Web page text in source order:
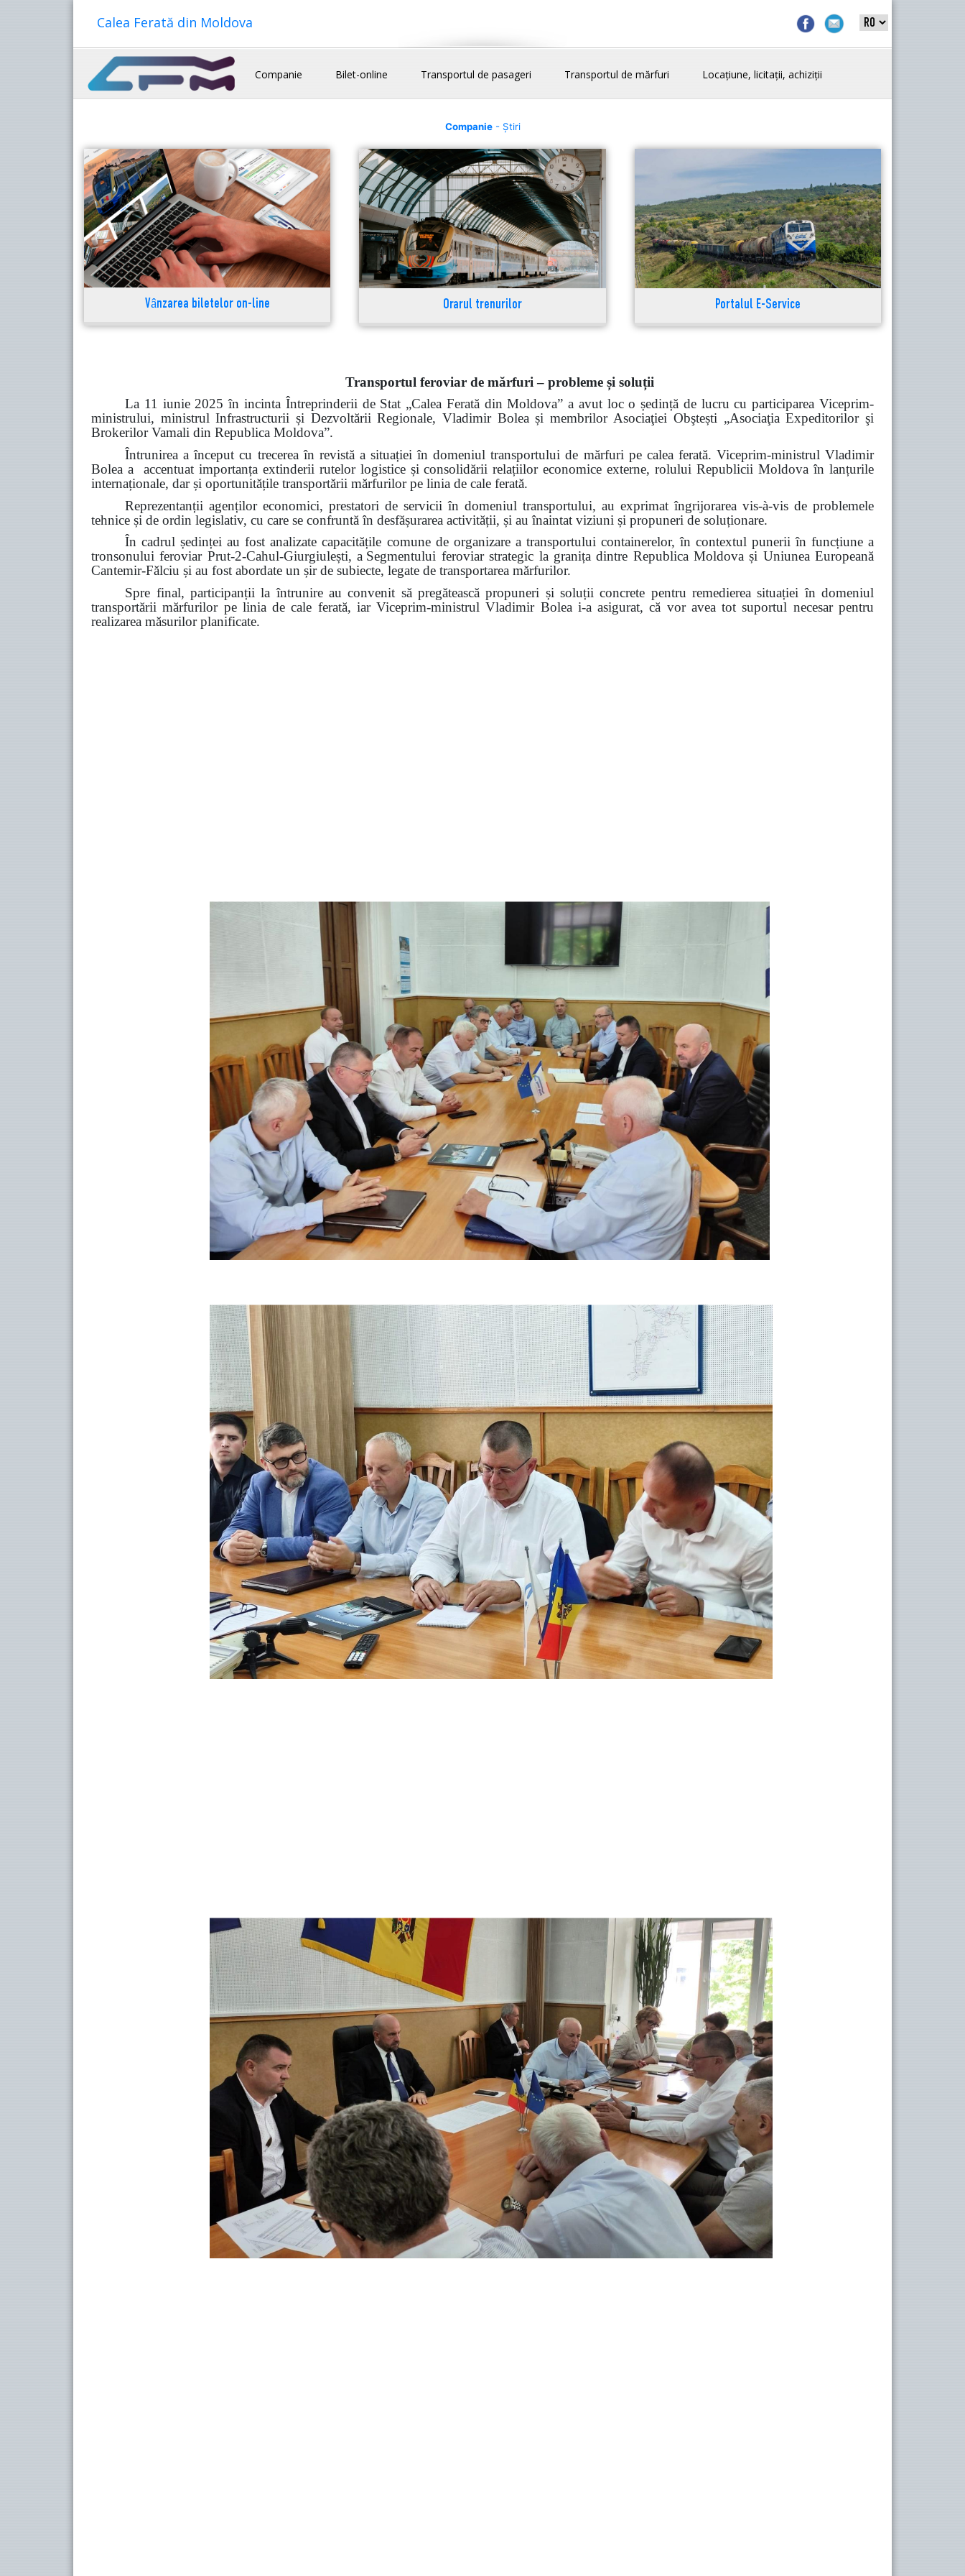
Calea Ferată din Moldova
Companie Bilet-online Transportul de pasageri Transportul de mărfuri Locațiune, licitații, achiziții
Companie- Știri
Vânzarea biletelor on-line Orarul trenurilor Portalul E-Service
Transportul feroviar de mărfuri – probleme și soluții
La 11 iunie 2025 în incinta Întreprinderii de Stat „Calea Ferată din Moldova” a avut loc o ședință de lucru cu participarea Viceprim-
ministrului, ministrul Infrastructurii și Dezvoltării Regionale, Vladimir Bolea și membrilor Asociaţiei Obştești „Asociaţia Expeditorilor şi
Brokerilor Vamali din Republica Moldova”.
Întrunirea a început cu trecerea în revistă a situației în domeniul transportului de mărfuri pe calea ferată. Viceprim-ministrul Vladimir
Bolea a accentuat importanța extinderii rutelor logistice și consolidării relațiilor economice externe, rolului Republicii Moldova în lanțurile
internaționale, dar și oportunitățile transportării mărfurilor pe linia de cale ferată.
Reprezentanții agenților economici, prestatori de servicii în domeniul transportului, au exprimat îngrijorarea vis-à-vis de problemele
tehnice și de ordin legislativ, cu care se confruntă în desfășurarea activității, și au înaintat viziuni și propuneri de soluționare.
În cadrul ședinței au fost analizate capacitățile comune de organizare a transportului containerelor, în contextul punerii în funcțiune a
tronsonului feroviar Prut-2-Cahul-Giurgiulești, a Segmentului feroviar strategic la granița dintre Republica Moldova și Uniunea Europeană
Cantemir-Fălciu și au fost abordate un șir de subiecte, legate de transportarea mărfurilor.
Spre final, participanții la întrunire au convenit să pregătească propuneri și soluții concrete pentru remedierea situației în domeniul
transportării mărfurilor pe linia de cale ferată, iar Viceprim-ministrul Vladimir Bolea i-a asigurat, că vor avea tot suportul necesar pentru
realizarea măsurilor planificate.